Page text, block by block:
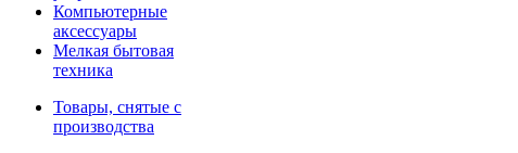
Компьютерные
аксессуары
Мелкая бытовая
техника
Товары, снятые с
производства